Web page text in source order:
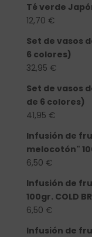
Té verde
12,70 €
Set de vasos
6 colores)
32,95 €
Set de vasos
de 6 colores)
41,95 €
Infusión de
melocotón"
6,50 €
Infusión de
100gr. COLD
6,50 €
Infusión de